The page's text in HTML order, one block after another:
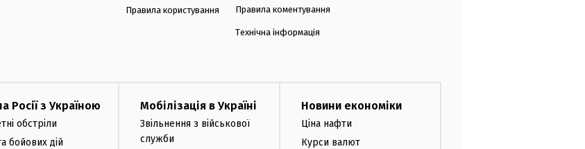
Правила користування Правила коментування
Технічна інформація
Росії з Україною
обстріли
бойових дій
Мобілізація в Україні
Звільнення з військової
служби
Новини економіки
Ціна нафти
Курси валют